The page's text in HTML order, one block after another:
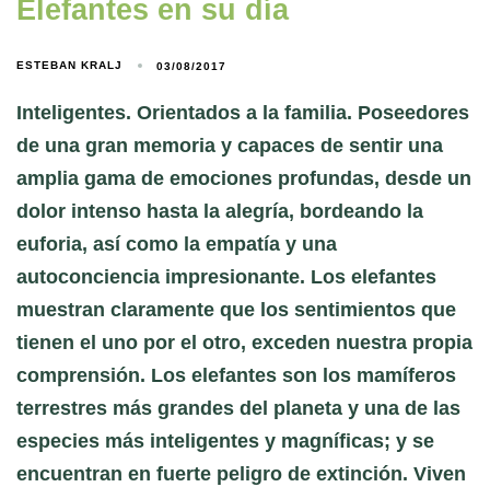
Elefantes en su día
ESTEBAN KRALJ 03/08/2017
Inteligentes. Orientados a la familia. Poseedores
de una gran memoria y capaces de sentir una
amplia gama de emociones profundas, desde un
dolor intenso hasta la alegría, bordeando la
euforia, así como la empatía y una
autoconciencia impresionante. Los elefantes
muestran claramente que los sentimientos que
tienen el uno por el otro, exceden nuestra propia
comprensión. Los elefantes son los mamíferos
terrestres más grandes del planeta y una de las
especies más inteligentes y magníficas; y se
encuentran en fuerte peligro de extinción. Viven